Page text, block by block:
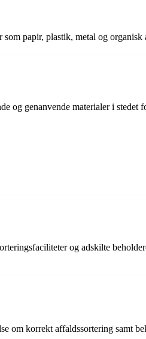
papir, plastik, metal og organisk
og genanvende materialer i
og adskilte
om korrekt affaldssortering samt